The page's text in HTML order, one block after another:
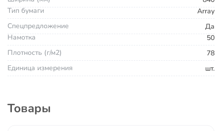
Тип бумаги
Array
Спецпредложение
Да
Намотка
50
Плотность (г/м2)
78
Единица измерения
шт.
Товары